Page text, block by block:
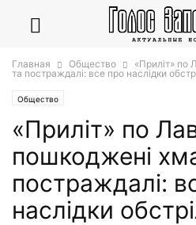
Главная Общество
«Приліт» по
та постраждалі: все про наслідки
Общество
«Приліт» по
пошкоджені
постраждалі:
наслідки